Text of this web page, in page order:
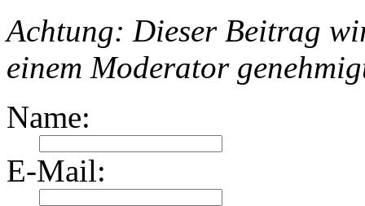
Achtung: Dieser Beitrag
einem Moderator
Name:
E-Mail: